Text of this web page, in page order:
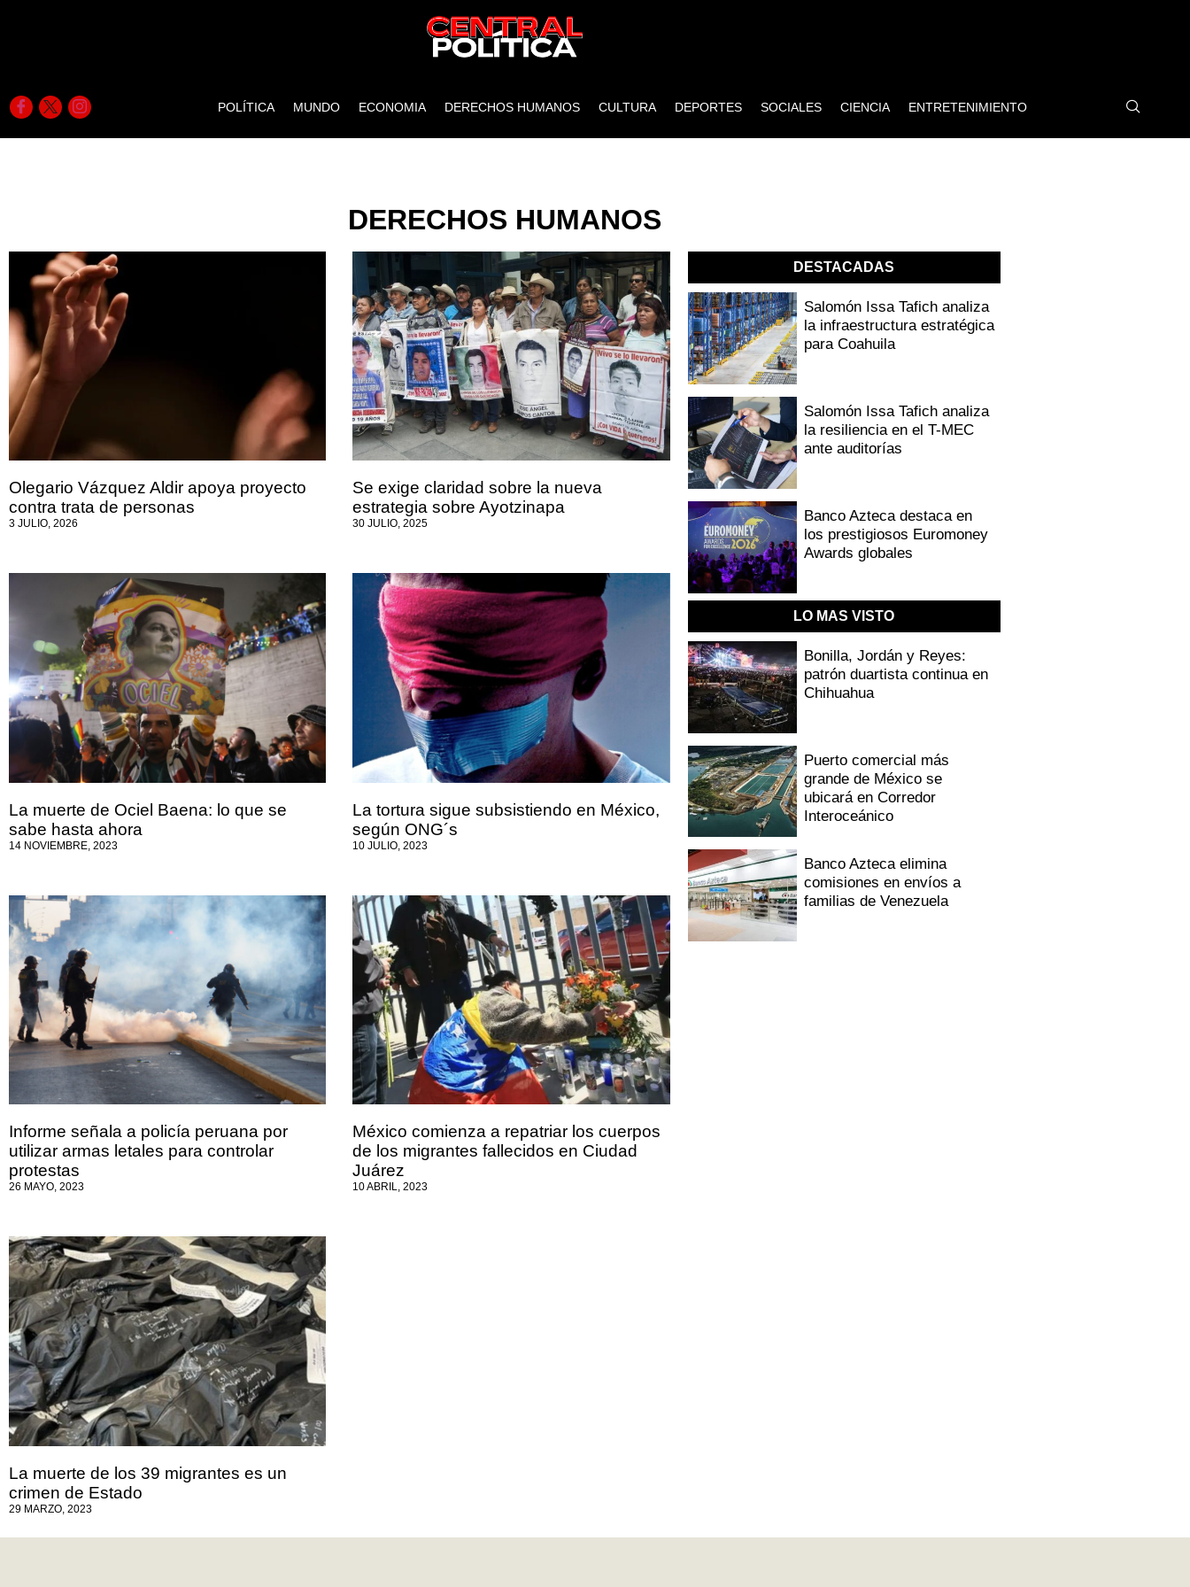
POLÍTICA MUNDO ECONOMIA DERECHOS HUMANOS CULTURA DEPORTES SOCIALES CIENCIA ENTRETENIMIENTO
DERECHOS HUMANOS
Olegario Vázquez Aldir apoya proyecto
contra trata de personas
3 JULIO, 2026
Se exige claridad sobre la nueva
estrategia sobre Ayotzinapa
30 JULIO, 2025
La muerte de Ociel Baena: lo que se
sabe hasta ahora
14 NOVIEMBRE, 2023
La tortura sigue subsistiendo en México,
según ONG´s
10 JULIO, 2023
Informe señala a policía peruana por
utilizar armas letales para controlar
protestas
26 MAYO, 2023
México comienza a repatriar los cuerpos
de los migrantes fallecidos en Ciudad
Juárez
10 ABRIL, 2023
La muerte de los 39 migrantes es un
crimen de Estado
29 MARZO, 2023
DESTACADAS
Salomón Issa Tafich analiza
la infraestructura estratégica
para Coahuila
Salomón Issa Tafich analiza
la resiliencia en el T-MEC
ante auditorías
Banco Azteca destaca en
los prestigiosos Euromoney
Awards globales
LO MAS VISTO
Bonilla, Jordán y Reyes:
patrón duartista continua en
Chihuahua
Puerto comercial más
grande de México se
ubicará en Corredor
Interoceánico
Banco Azteca elimina
comisiones en envíos a
familias de Venezuela